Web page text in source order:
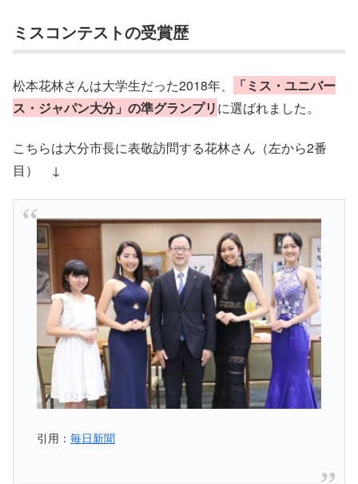
ミスコンテストの受賞歴
松本花林さんは大学生だった2018年、
「ミス・ユニバー
ス・ジャパン大分」の準グランプリに選ばれました。
こちらは大分市長に表敬訪問する花林さん（左から2番
目） ↓
引用： 毎日新聞